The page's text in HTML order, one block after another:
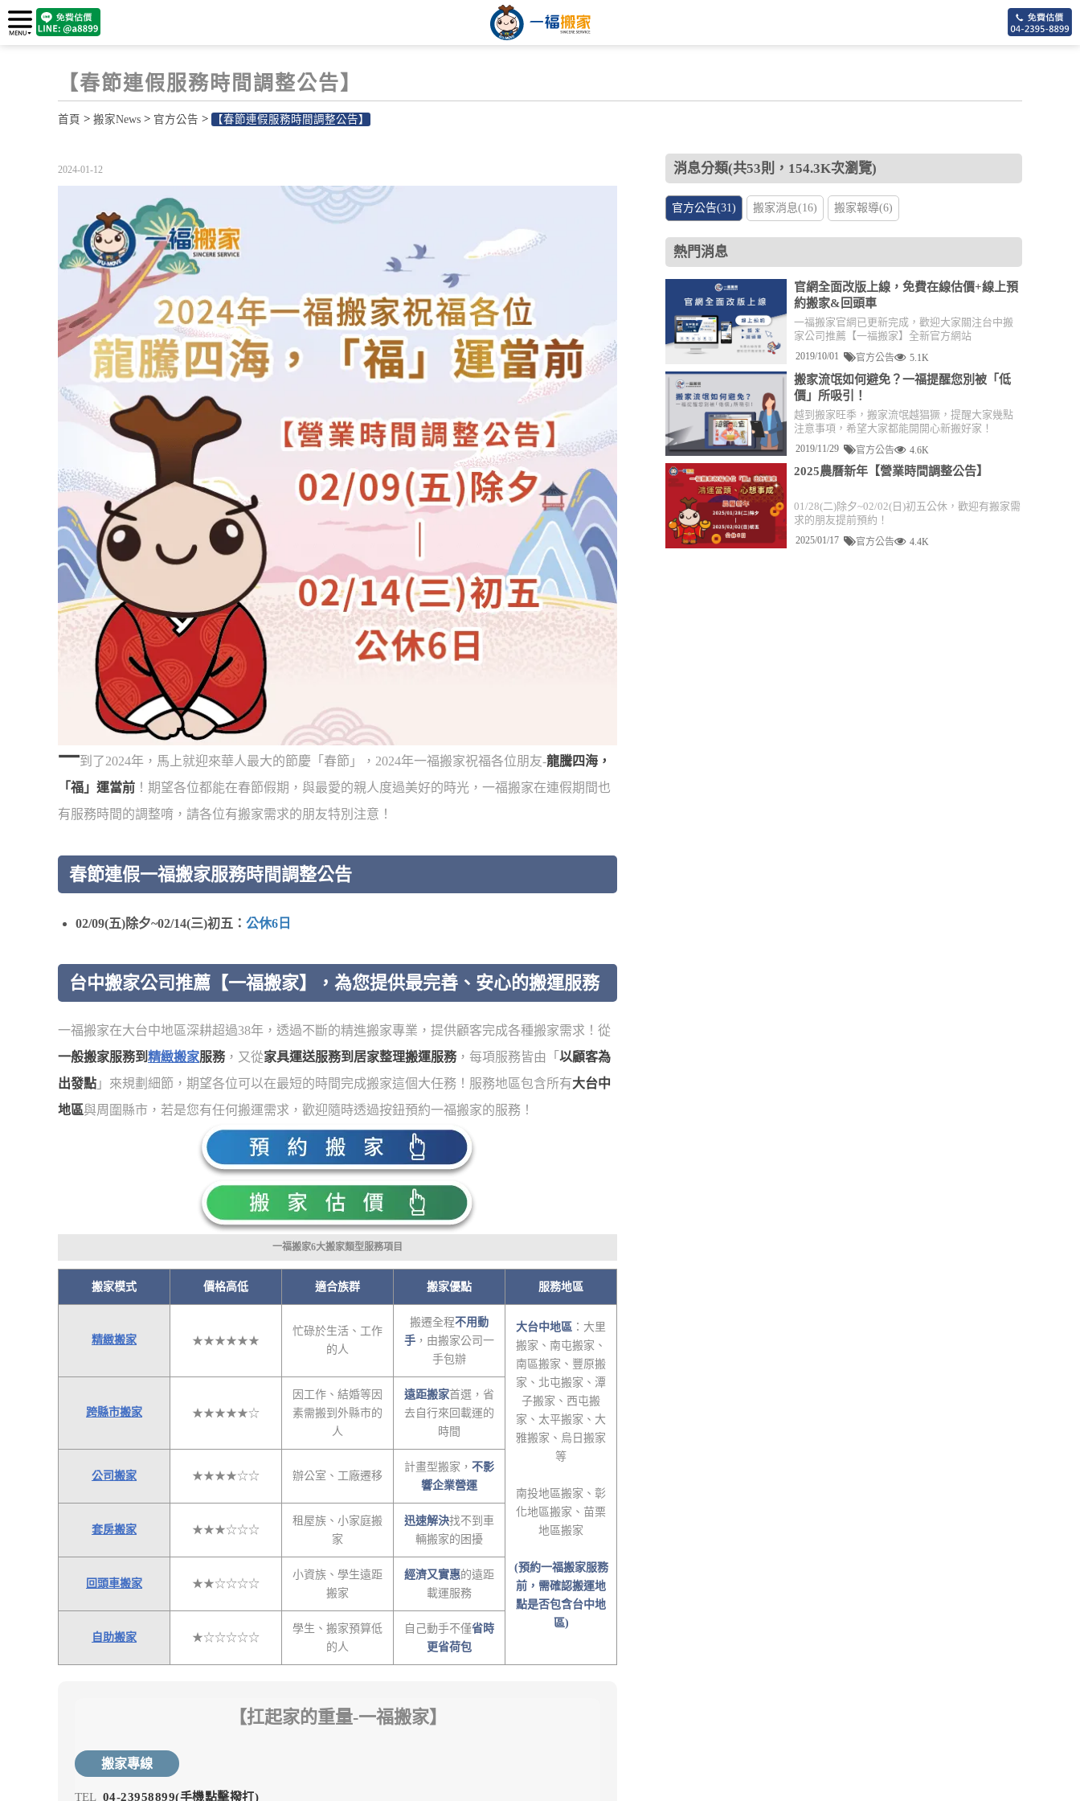
【春節連假服務時間調整公告】
首頁 > 搬家News > 官方公告 > 【春節連假服務時間調整公告】
2024-01-12
一到了2024年，馬上就迎來華人最大的節慶「春節」，2024年一福搬家祝福各位朋友-龍騰四海，
「福」運當前 ！期望各位都能在春節假期，與最愛的親人度過美好的時光，一福搬家在連假期間也
有服務時間的調整唷，請各位有搬家需求的朋友特別注意！
春節連假一福搬家服務時間調整公告
02/09(五)除夕~02/14(三)初五： 公休6日
台中搬家公司推薦【一福搬家】，為您提供最完善、安心的搬運服務
一福搬家在大台中地區深耕超過38年，透過不斷的精進搬家專業，提供顧客完成各種搬家需求！從
一般搬家服務到 精緻搬家服務，又從家具運送服務到居家整理搬運服務，每項服務皆由「 以顧客為
出發點 」來規劃細節，期望各位可以在最短的時間完成搬家這個大任務！服務地區包含所有大台中
地區與周圍縣市，若是您有任何搬運需求，歡迎隨時透過按鈕預約一福搬家的服務！
一福搬家6大搬家類型服務項目
搬家模式 價格高低 適合族群 搬家優點 服務地區
精緻搬家 ★★★★★★
忙碌於生活、工作
的人
搬遷全程不用動
手 ，由搬家公司一
手包辦
大台中地區 ：大里
搬家、南屯搬家、
南區搬家、豐原搬
家、北屯搬家、潭
子搬家、西屯搬
家、太平搬家、大
雅搬家、烏日搬家
等
南投地區搬家、彰
化地區搬家、苗栗
地區搬家
(預約一福搬家服務
前，需確認搬運地
點是否包含台中地
區)
跨縣市搬家 ★★★★★☆
因工作、結婚等因
素需搬到外縣市的
人
遠距搬家首選，省
去自行來回載運的
時間
公司搬家 ★★★★☆☆ 辦公室、工廠遷移
計畫型搬家， 不影
響企業營運
套房搬家 ★★★☆☆☆
租屋族、小家庭搬
家
迅速解決找不到車
輛搬家的困擾
回頭車搬家 ★★☆☆☆☆
小資族、學生遠距
搬家
經濟又實惠的遠距
載運服務
自助搬家 ★☆☆☆☆☆
學生、搬家預算低
的人
自己動手不僅省時
更省荷包
【扛起家的重量-一福搬家】
搬家專線
TEL 04-23958899(手機點擊撥打)
消息分類(共53則，154.3K次瀏覽)
官方公告(31) 搬家消息(16) 搬家報導(6)
熱門消息
官網全面改版上線，免費在線估價+線上預
約搬家&回頭車
一福搬家官網已更新完成，歡迎大家關注台中搬
家公司推薦【一福搬家】全新官方網站
2019/10/01 官方公告 5.1K
搬家流氓如何避免？一福提醒您別被「低
價」所吸引！
越到搬家旺季，搬家流氓越猖獗，提醒大家幾點
注意事項，希望大家都能開開心新搬好家！
2019/11/29 官方公告 4.6K
2025農曆新年【營業時間調整公告】
01/28(二)除夕~02/02(日)初五公休，歡迎有搬家需
求的朋友提前預約！
2025/01/17 官方公告 4.4K